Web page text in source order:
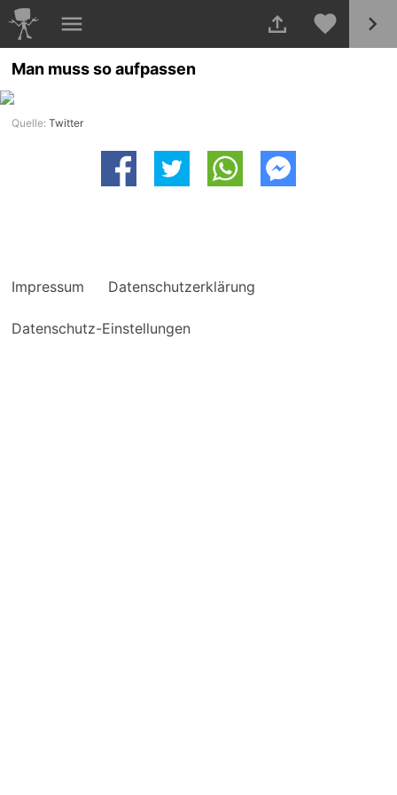
Man muss so aufpassen
Quelle:Twitter
Impressum Datenschutzerklärung
Datenschutz-Einstellungen